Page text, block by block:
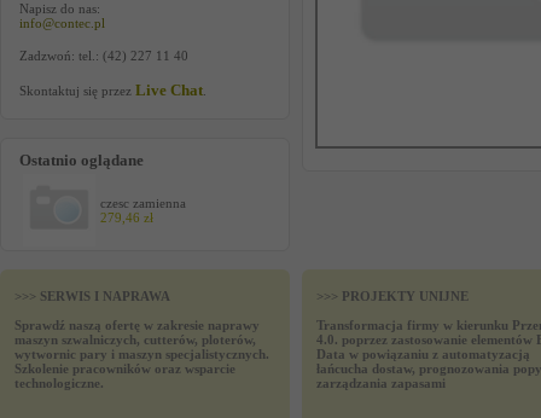
Napisz do nas:
info@contec.pl
Zadzwoń: tel.: (42) 227 11 40
Skontaktuj się przez Live Chat
Ostatnio oglądane
czesc zamienna
279,46 zł
>>> SERWIS I NAPRAWA
Sprawdź naszą ofertę w zakresie naprawy
maszyn szwalniczych, cutterów, ploterów,
wytwornic pary i maszyn specjalistycznych.
Szkolenie pracowników oraz wsparcie
technologiczne.
>>> PROJEKTY UNIJNE
Transformacja firmy w kierunku
4.0. poprzez zastosowanie elementów
Data w powiązaniu z automatyzacją
łańcucha dostaw, prognozowania
zarządzania zapasami